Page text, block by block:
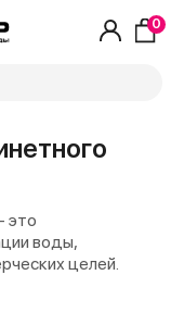
0
это
воды,
целей.